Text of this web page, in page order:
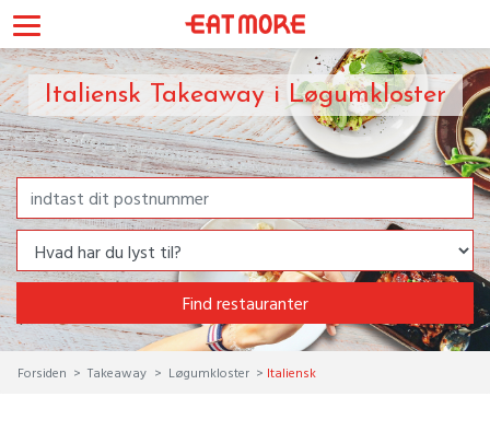
Italiensk Takeaway i Løgumkloster
Find restauranter
Forsiden Takeaway Løgumkloster Italiensk